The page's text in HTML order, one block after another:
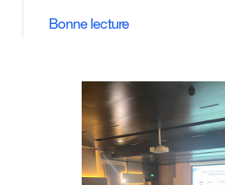
Bonne lecture